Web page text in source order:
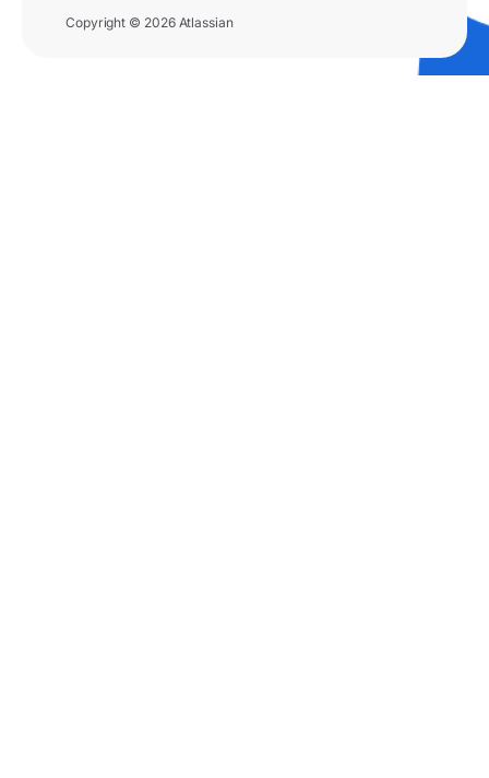
Copyright © 2026 Atlassian